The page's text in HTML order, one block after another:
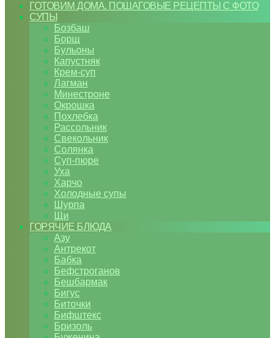
ГОТОВИМ ДОМА. ПОШАГОВЫЕ РЕЦЕПТЫ С ФОТО
СУПЫ
Бозбаш
Борщ
Бульоны
Капустняк
Крем-суп
Лагман
Минестроне
Окрошка
Похлебка
Рассольник
Свекольник
Солянка
Суп-пюре
Уха
Харчо
Холодные супы
Шурпа
Щи
ГОРЯЧИЕ БЛЮДА
Азу
Антрекот
Бабка
Бефстроганов
Бешбармак
Бигус
Биточки
Бифштекс
Бризоль